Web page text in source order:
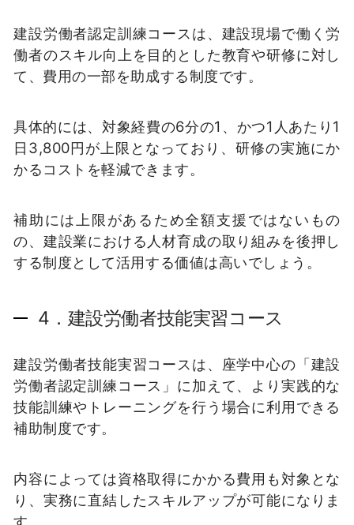
建設労働者認定訓練コースは、建設現場で働く労
働者のスキル向上を目的とした教育や研修に対し
て、費用の一部を助成する制度です。
具体的には、対象経費の6分の1、かつ1人あたり1
日3,800円が上限となっており、研修の実施にか
かるコストを軽減できます。
補助には上限があるため全額支援ではないもの
の、建設業における人材育成の取り組みを後押し
する制度として活用する価値は高いでしょう。
4．建設労働者技能実習コース
建設労働者技能実習コースは、座学中心の「建設
労働者認定訓練コース」に加えて、より実践的な
技能訓練やトレーニングを行う場合に利用できる
補助制度です。
内容によっては資格取得にかかる費用も対象とな
り、実務に直結したスキルアップが可能になりま
す。